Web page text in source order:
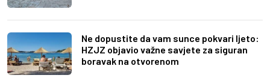
Ne dopustite da vam sunce pokvari ljeto:
HZJZ objavio važne savjete za siguran
boravak na otvorenom